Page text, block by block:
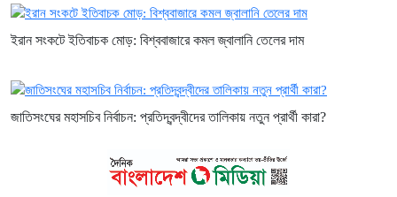
ইরান সংকটে ইতিবাচক মোড়: বিশ্ববাজারে কমল জ্বালানি তেলের দাম
জাতিসংঘের মহাসচিব নির্বাচন: প্রতিদ্বন্দ্বীদের তালিকায় নতুন প্রার্থী কারা?